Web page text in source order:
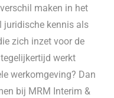
maken in het
juridische kennis als
zich inzet voor de
werkt
werkomgeving? Dan
bij MRM Interim &